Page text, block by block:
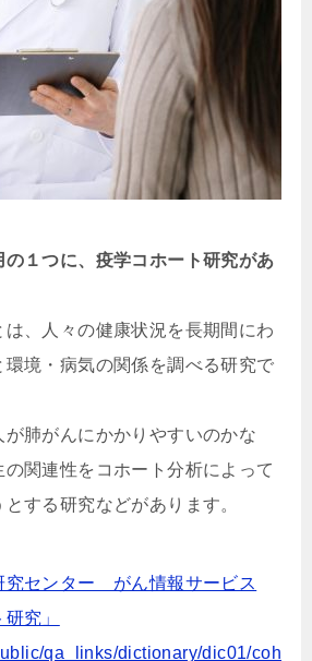
の１つに、疫学コホート研究があ
、人々の健康状況を長期間にわ
境・病気の関係を調べる研究で
肺がんにかかりやすいのかな
関連性をコホート分析によって
する研究などがあります。
究センター がん情報サービス
究」
qa_links/dictionary/dic01/coh